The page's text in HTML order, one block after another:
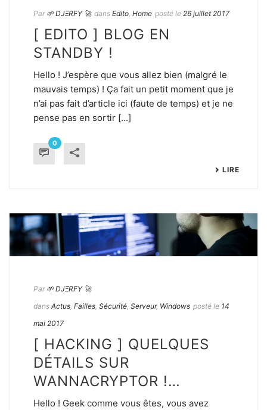
Par 🌱 DJΞRFY 🚀 dans Edito, Home posté le 26 juillet 2017
[ EDITO ] BLOG EN
STANDBY !
Hello ! J’espère que vous allez bien (malgré le
mauvais temps) ! Ça fait un petit moment que je
n’ai pas fait d’article ici (faute de temps) et je ne
pense pas en sortir [...]
0
LIRE
Par 🌱 DJΞRFY 🚀
dans Actus, Failles, Sécurité, Serveur, Windows posté le 14
mai 2017
[ HACKING ] QUELQUES
DÉTAILS SUR
WANNACRYPTOR !…
Hello ! Geek comme vous êtes, vous avez